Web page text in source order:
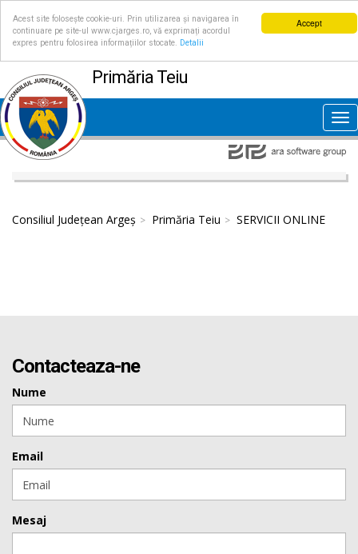
Accept
Acest site folosește cookie-uri. Prin utilizarea și navigarea în
continuare pe site-ul www.cjarges.ro, vă exprimați acordul
expres pentru folosirea informațiilor stocate.
Detalii
Primăria Teiu
Consiliul Județean Argeș Primăria Teiu SERVICII ONLINE
Contacteaza-ne
Nume
Email
Mesaj